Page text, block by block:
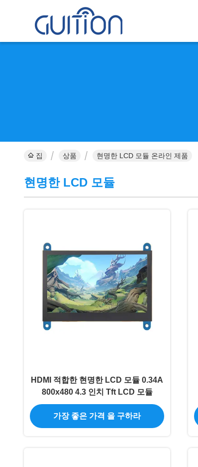
집 상품 현명한 LCD 모듈 온라인 제품
현명한 LCD 모듈
HDMI 적합한 현명한 LCD 모듈 0.34A
800x480 4.3 인치 Tft LCD 모듈
가장 좋은 가격 을 구하라